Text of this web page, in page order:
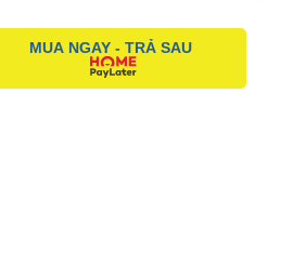
là hàng mới, tương thích với
MUA NGAY - TRẢ SAU